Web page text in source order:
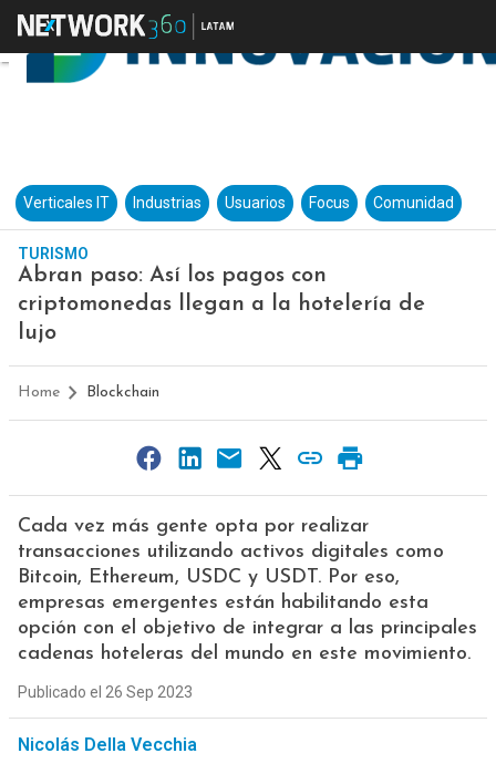
Verticales IT Industrias Usuarios Focus Comunidad
TURISMO
Abran paso: Así los pagos con
criptomonedas llegan a la hotelería de
lujo
Home Blockchain
Cada vez más gente opta por realizar
transacciones utilizando activos digitales como
Bitcoin, Ethereum, USDC y USDT. Por eso,
empresas emergentes están habilitando esta
opción con el objetivo de integrar a las principales
cadenas hoteleras del mundo en este movimiento.
Publicado el 26 Sep 2023
Nicolás Della Vecchia